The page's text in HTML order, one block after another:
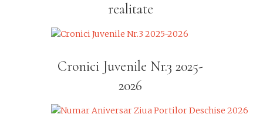
realitate
Cronici Juvenile Nr.3 2025-
2026